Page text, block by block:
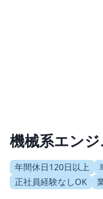
機械系エンジ
年間休日120日以上
正社員経験なしOK